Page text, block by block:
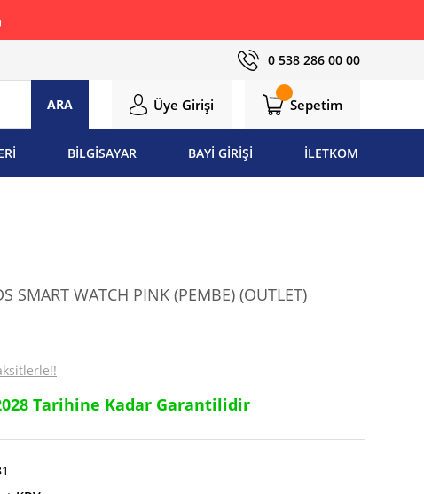
0 538 286 00 00
ARA Üye Girişi Sepetim
BİLGİSAYAR BAYİ GİRİŞİ İLETKOM
SMART WATCH PINK (PEMBE) (OUTLET)
Tarihine Kadar Garantilidir